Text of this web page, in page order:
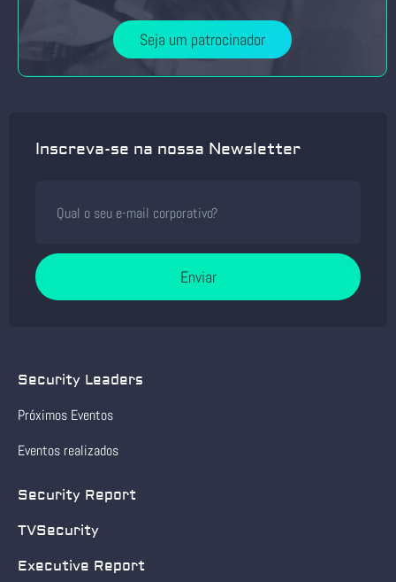
Seja um patrocinador
Inscreva-se na nossa Newsletter
Enviar
Security Leaders
Próximos Eventos
Eventos realizados
Security Report
TVSecurity
Executive Report